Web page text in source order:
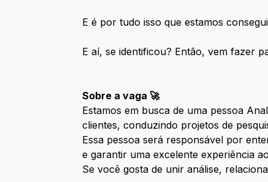
E é por tudo isso que estamos
E aí, se identificou? Então, vem fazer
Sobre a vaga 🚀
Estamos em busca de uma pessoa
clientes, conduzindo projetos de
Essa pessoa será responsável por
e garantir uma excelente experiência
Se você gosta de unir análise,